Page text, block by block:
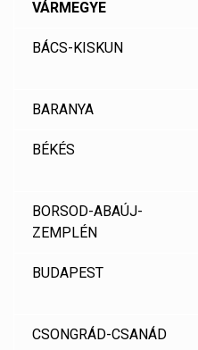
VÁRMEGYE
BÁCS-KISKUN
BARANYA
BÉKÉS
BORSOD-ABAÚJ-
ZEMPLÉN
BUDAPEST
CSONGRÁD-CSANÁD